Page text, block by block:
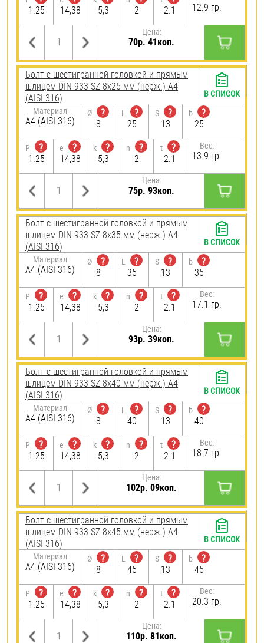
1.25
14,38
5,3
2
2.1
12.9 гр.
Цена:
70р. 41коп.
Болт с шестигранной головкой и прямым
шлицем DIN 933 SZ 8х25 мм (нерж.) A4
(AISI 316)
Материал
A4 (AISI 316)
Ø
?
8
L
?
25
S
?
13
b
?
25
P
?
1.25
e
?
14,38
k
?
5,3
n
?
2
t
?
2.1
Вес:
13.9 гр.
Цена:
75р. 93коп.
В СПИСОК
Болт с шестигранной головкой и прямым
шлицем DIN 933 SZ 8х35 мм (нерж.) A4
(AISI 316)
Материал
A4 (AISI 316)
Ø
?
8
L
?
35
S
?
13
b
?
35
P
?
1.25
e
?
14,38
k
?
5,3
n
?
2
t
?
2.1
Вес:
17.1 гр.
Цена:
93р. 39коп.
В СПИСОК
Болт с шестигранной головкой и прямым
шлицем DIN 933 SZ 8х40 мм (нерж.) A4
(AISI 316)
Материал
A4 (AISI 316)
Ø
?
8
L
?
40
S
?
13
b
?
40
P
?
1.25
e
?
14,38
k
?
5,3
n
?
2
t
?
2.1
Вес:
18.7 гр.
Цена:
102р. 09коп.
В СПИСОК
Болт с шестигранной головкой и прямым
шлицем DIN 933 SZ 8х45 мм (нерж.) A4
(AISI 316)
Материал
A4 (AISI 316)
Ø
?
8
L
?
45
S
?
13
b
?
45
P
?
1.25
e
?
14,38
k
?
5,3
n
?
2
t
?
2.1
Вес:
20.3 гр.
Цена:
110р. 81коп.
В СПИСОК